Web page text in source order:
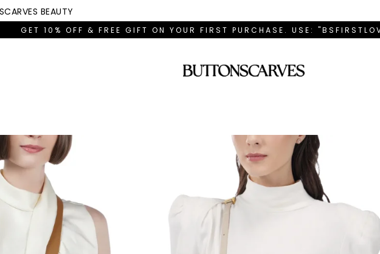
BEAUTY
GET 10% OFF & FREE GIFT ON YOUR FIRST PURCHASE. USE: